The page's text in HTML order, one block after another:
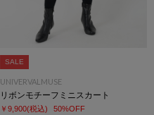
SALE
UNIVERVALMUSE
リボンモチーフミニスカート
￥9,900(税込) 50%OFF